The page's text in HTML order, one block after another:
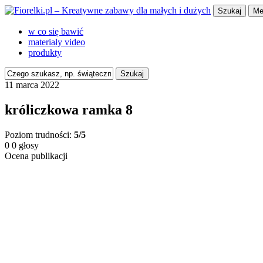
Szukaj
w co się bawić
materiały video
produkty
Szukaj
11 marca 2022
króliczkowa ramka 8
Poziom trudności: 5/5
0 0 głosy
Ocena publikacji